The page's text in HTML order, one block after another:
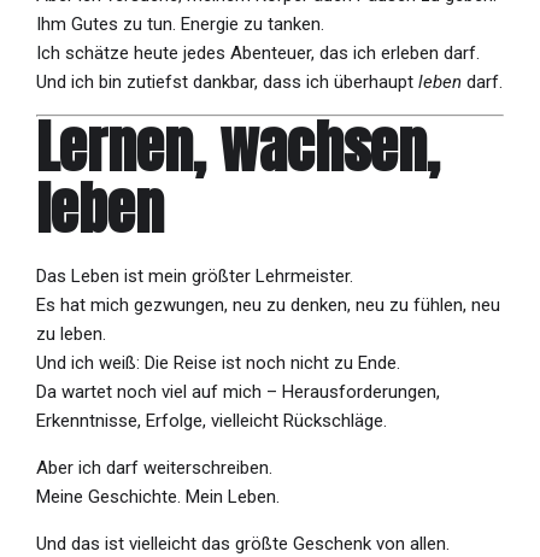
Ihm Gutes zu tun. Energie zu tanken.
Ich schätze heute jedes Abenteuer, das ich erleben darf.
Und ich bin zutiefst dankbar, dass ich überhaupt leben darf.
Lernen, wachsen,
leben
Das Leben ist mein größter Lehrmeister.
Es hat mich gezwungen, neu zu denken, neu zu fühlen, neu
zu leben.
Und ich weiß: Die Reise ist noch nicht zu Ende.
Da wartet noch viel auf mich – Herausforderungen,
Erkenntnisse, Erfolge, vielleicht Rückschläge.
Aber ich darf weiterschreiben.
Meine Geschichte. Mein Leben.
Und das ist vielleicht das größte Geschenk von allen.